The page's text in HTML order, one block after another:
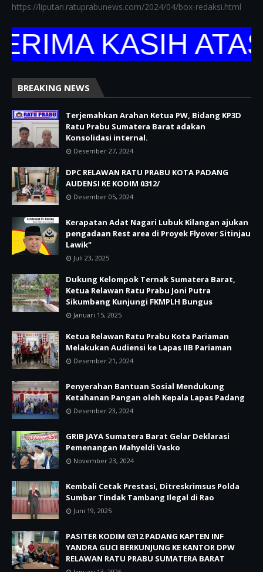
https://liputan.ratuprabunews.com/2024/04/box-redaksi.html
KASIH ATAS
BREAKING NEWS
Terjemahkan Arahan Ketua PW, Bidang KP3D
Ratu Prabu Sumatera Barat adakan
Konsolidasi internal.
Desember 27, 2024
DPC RELAWAN RATU PRABU KOTA PADANG
AUDENSI KE KODIM 0312/
Desember 05, 2024
Kerapatan Adat Nagari Lubuk Kilangan ajukan
pengadaan Rest area di Proyek Flyover Sitinjau
Lawik"
Juli 23, 2025
Dukung Kelompok Ternak Sumatera Barat,
Ketua Relawan Ratu Prabu Joni Putra
Sikumbang Kunjungi FKMPLH Bungus
Januari 15, 2025
Ketua Relawan Ratu Prabu Kota Pariaman
Melakukan Audiensi ke Lapas IIB Pariaman
Desember 21, 2024
Penyerahan Bantuan Sosial Mendukung
Ketahanan Pangan oleh Kepala Lapas Padang
Desember 23, 2024
GRIB JAYA Sumatera Barat Gelar Deklarasi
Pemenangan Mahyeldi Vasko
November 23, 2024
Kembali Cetak Prestasi, Ditreskrimsus Polda
Sumbar Tindak Tambang Ilegal di Rao
Juni 19, 2025
PASITER KODIM 0312 PADANG KAPTEN INF
YANDRA GUCI BERKUNJUNG KE KANTOR DPW
RELAWAN RATU PRABU SUMATERA BARAT